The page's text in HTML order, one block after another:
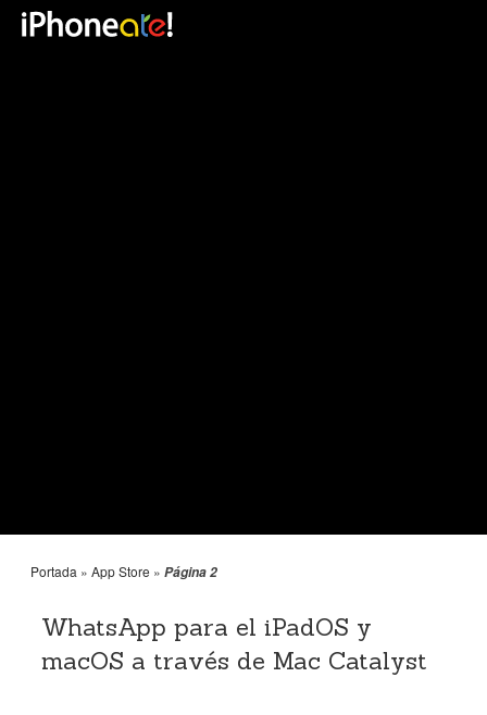
Portada » App Store » Página 2
WhatsApp para el iPadOS y
macOS a través de Mac Catalyst